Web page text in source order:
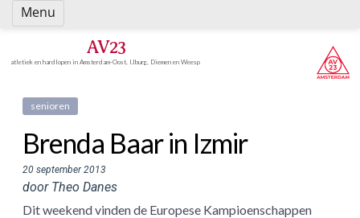
Spring
naar
AV23
atletiek en hardlopen in Amsterdam-Oost, IJburg, Diemen en Weesp
senioren
Brenda Baar in Izmir
20 september 2013
door Theo Danes
Dit weekend vinden de Europese Kampioenschappen
Menu